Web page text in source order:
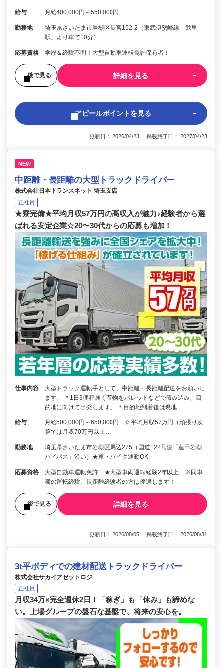
給与 月給400,000円～550,000円
勤務地
埼玉県さいたま市岩槻区長宮152-2（東武伊勢崎線「武里
駅」より車で10分）
応募資格 学歴＆経験不問！大型自動車運転免許保有者！
後で見る 詳細を見る
アピールポイントを見る
更新日： 2026/04/23 掲載終了日： 2027/04/23
NEW
中距離・長距離の大型トラックドライバー
株式会社日本トランスネット 埼玉支店
正社員
★寮完備★平均月収57万円の高収入が魅力♪経験者から選
ばれる安定企業☆20〜30代からの応募も増加！
仕事内容
大型トラック運転手として、中距離・長距離配送をお願いし
ます。 ＊1日3便程届く荷物をパレットなどで積み込み、目
的地に向けて出発します。 ＊目的地到着後は現地…
給与
月給500,000円～650,000円 ☆平均月収57万円（頑張り次
第では月収70万円以上…
勤務地
埼玉県さいたま市岩槻区馬込275（国道122号線「蓮田岩槻
バイパス」沿い）★車・バイク通勤OK
応募資格
大型自動車運転免許 ★大型車両運転経験2年以上 ※同車
種の運転経験、長距離経験者の方は優遇します！
後で見る 詳細を見る
更新日： 2026/08/05 掲載終了日： 2026/08/31
3t平ボディでの建材配送トラックドライバー
株式会社サカイアゼットロジ
正社員
月収34万×完全週休2日！「稼ぎ」も「休み」も諦めな
い。上場グループの盤石な基盤で、将来の安心を。